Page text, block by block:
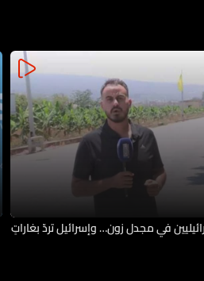
في مجدل زون… وإسرائيل تردّ بغاراتٍ